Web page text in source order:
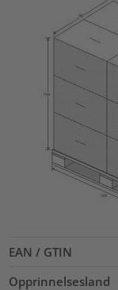
EAN / GTIN
Opprinnelsesland